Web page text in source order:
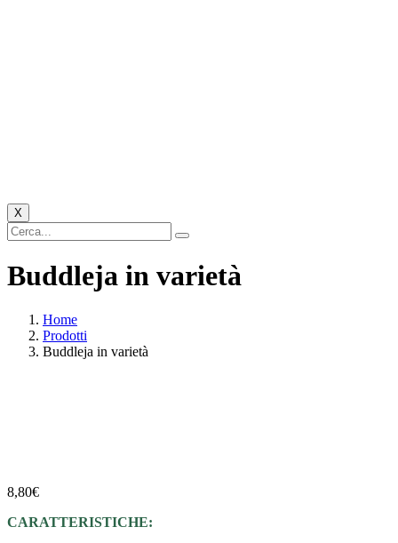
X
Buddleja in varietà
Home
Prodotti
Buddleja in varietà
8,80€
CARATTERISTICHE: